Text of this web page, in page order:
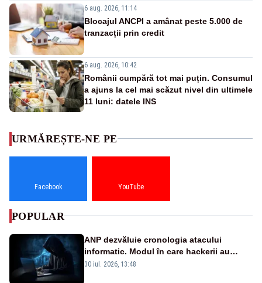
6 aug. 2026, 11:14
Blocajul ANCPI a amânat peste 5.000 de
tranzacții prin credit
6 aug. 2026, 10:42
Românii cumpără tot mai puțin. Consumul
a ajuns la cel mai scăzut nivel din ultimele
11 luni: datele INS
URMĂREȘTE-NE PE
Facebook YouTube
POPULAR
ANP dezvăluie cronologia atacului
informatic. Modul în care hackerii au
pătruns în rețea rămâne necunoscut
30 iul. 2026, 13:48